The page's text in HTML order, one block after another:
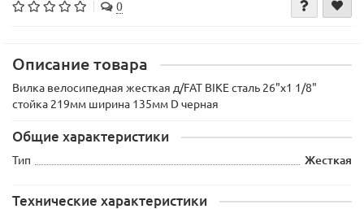
0
Описание товара
Вилка велосипедная жесткая д/FAT BIKE сталь 26"х1 1/8"
стойка 219мм ширина 135мм D черная
Общие характеристики
Тип Жесткая
Технические характеристики